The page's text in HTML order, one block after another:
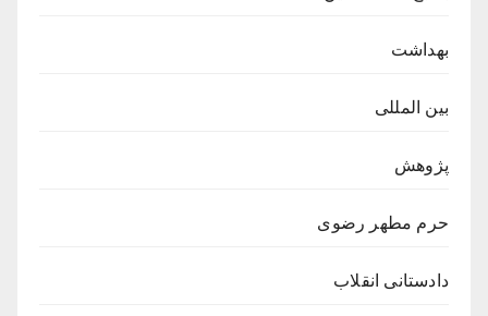
بهداشت
بین المللی
پژوهش
حرم مطهر رضوی
دادستانی انقلاب